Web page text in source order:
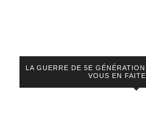
LA GUERRE DE 5E
VOUS EN